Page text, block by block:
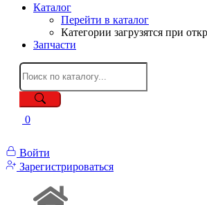
Каталог
Перейти в каталог
Категории загрузятся при
Запчасти
0
Войти
Зарегистрироваться